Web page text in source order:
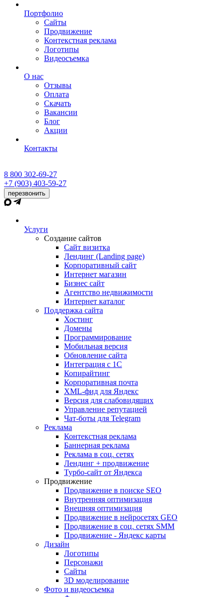
Портфолио
Сайты
Продвижение
Контекстная реклама
Логотипы
Видеосъемка
О нас
Отзывы
Оплата
Скачать
Вакансии
Блог
Акции
Контакты
8 800 302-69-27
+7 (903) 403-59-27
перезвонить
Услуги
Создание сайтов
Сайт визитка
Лендинг (Landing page)
Корпоративный сайт
Интернет магазин
Бизнес сайт
Агентство недвижимости
Интернет каталог
Поддержка сайта
Хостинг
Домены
Программирование
Мобильная версия
Обновление сайта
Интеграция с 1С
Копирайтинг
Корпоративная почта
XML-фид для Яндекс
Версия для слабовидящих
Управление репутацией
Чат-боты для Telegram
Реклама
Контекстная реклама
Баннерная реклама
Реклама в соц. сетях
Лендинг + продвижение
Турбо-сайт от Яндекса
Продвижение
Продвижение в поиске SEO
Внутренняя оптимизация
Внешняя оптимизация
Продвижение в нейросетях GEO
Продвижение в соц. сетях SMM
Продвижение - Яндекс карты
Дизайн
Логотипы
Персонажи
Сайты
3D моделирование
Фото и видеосъемка